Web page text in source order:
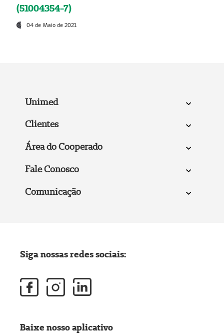
(51004354-7)
04 de Maio de 2021
Unimed
Clientes
Área do Cooperado
Fale Conosco
Comunicação
Siga nossas redes sociais:
Baixe nosso aplicativo